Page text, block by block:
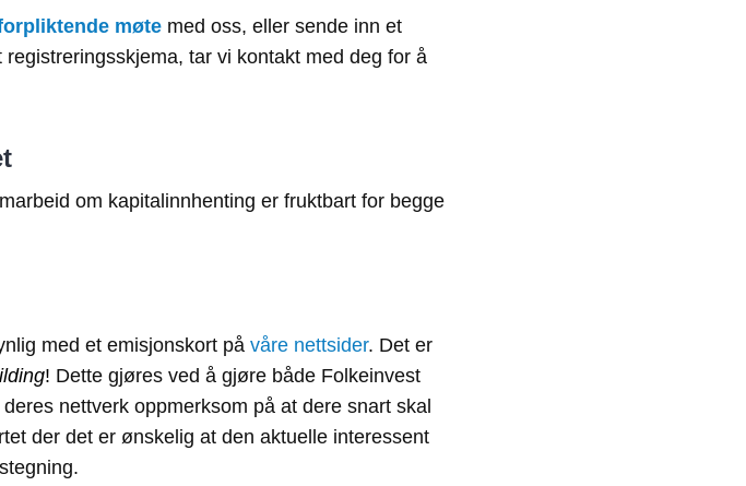
møte med oss, eller sende inn et
tar vi kontakt med deg for å
om kapitalinnhenting er fruktbart for begge
med et emisjonskort på våre nettsider. Det er
! Dette gjøres ved å gjøre både Folkeinvest
nettverk oppmerksom på at dere snart skal
der det er ønskelig at den aktuelle interessent